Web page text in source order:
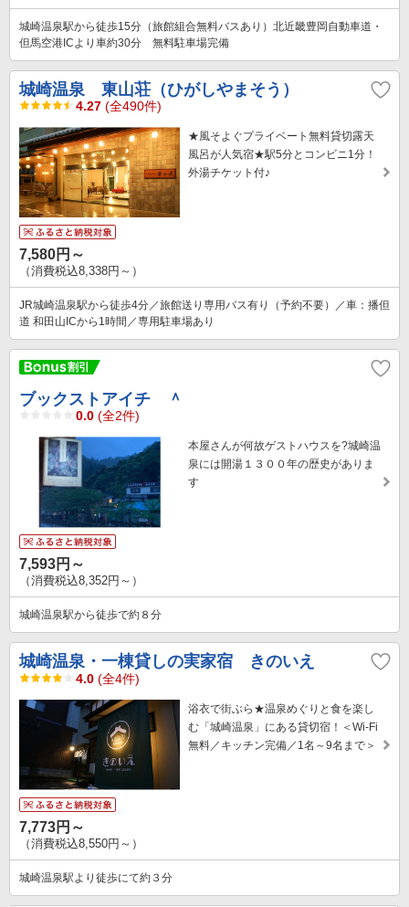
城崎温泉駅から徒歩15分（旅館組合無料バスあり）北近畿豊岡自動車道・
但馬空港ICより車約30分 無料駐車場完備
城崎温泉 東山荘（ひがしやまそう）
4.27 (全490件)
★風そよぐプライベート無料貸切露天
風呂が人気宿★駅5分とコンビニ1分！
外湯チケット付♪
7,580円～
（消費税込8,338円～）
JR城崎温泉駅から徒歩4分／旅館送り専用バス有り（予約不要）／車：播但
道 和田山ICから1時間／専用駐車場あり
ブックストアイチ ＾
0.0 (全2件)
本屋さんが何故ゲストハウスを?城崎温
泉には開湯１３００年の歴史がありま
す
7,593円～
（消費税込8,352円～）
城崎温泉駅から徒歩で約８分
城崎温泉・一棟貸しの実家宿 きのいえ
4.0 (全4件)
浴衣で街ぶら★温泉めぐりと食を楽し
む「城崎温泉」にある貸切宿！＜Wi-Fi
無料／キッチン完備／1名～9名まで＞
7,773円～
（消費税込8,550円～）
城崎温泉駅より徒歩にて約３分